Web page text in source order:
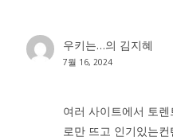
우키는…의 김지혜
7월 16, 2024
여러 사이트에서 토
로만 뜨고 인기있는